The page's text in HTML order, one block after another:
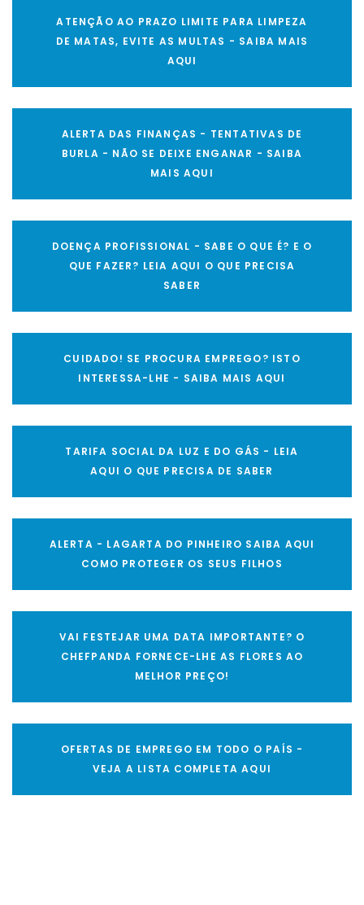
ATENÇÃO AO PRAZO LIMITE PARA LIMPEZA
DE MATAS, EVITE AS MULTAS - SAIBA MAIS
AQUI
ALERTA DAS FINANÇAS - TENTATIVAS DE
BURLA - NÃO SE DEIXE ENGANAR - SAIBA
MAIS AQUI
DOENÇA PROFISSIONAL - SABE O QUE É? E O
QUE FAZER? LEIA AQUI O QUE PRECISA
SABER
CUIDADO! SE PROCURA EMPREGO? ISTO
INTERESSA-LHE - SAIBA MAIS AQUI
TARIFA SOCIAL DA LUZ E DO GÁS - LEIA
AQUI O QUE PRECISA DE SABER
ALERTA - LAGARTA DO PINHEIRO SAIBA AQUI
COMO PROTEGER OS SEUS FILHOS
VAI FESTEJAR UMA DATA IMPORTANTE? O
CHEFPANDA FORNECE-LHE AS FLORES AO
MELHOR PREÇO!
OFERTAS DE EMPREGO EM TODO O PAÍS -
VEJA A LISTA COMPLETA AQUI